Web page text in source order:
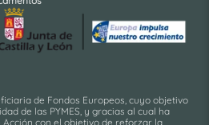
de Fondos Europeos, cuyo objetivo
de las PYMES, y gracias al cual ha
con el objetivo de reforzar la